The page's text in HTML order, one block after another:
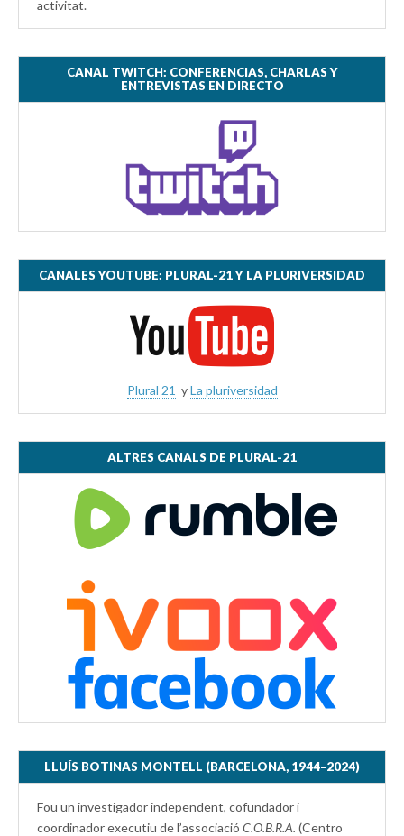
activitat.
CANAL TWITCH: CONFERENCIAS, CHARLAS Y
ENTREVISTAS EN DIRECTO
CANALES YOUTUBE: PLURAL-21 Y LA PLURIVERSIDAD
Plural 21 yLa pluriversidad
ALTRES CANALS DE PLURAL-21
LLUÍS BOTINAS MONTELL (BARCELONA, 1944–2024)
Fou un investigador independent, cofundador i
coordinador executiu de l’associació C.O.B.R.A. (Centro